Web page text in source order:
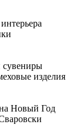
сувениры
изделия
Новый Год